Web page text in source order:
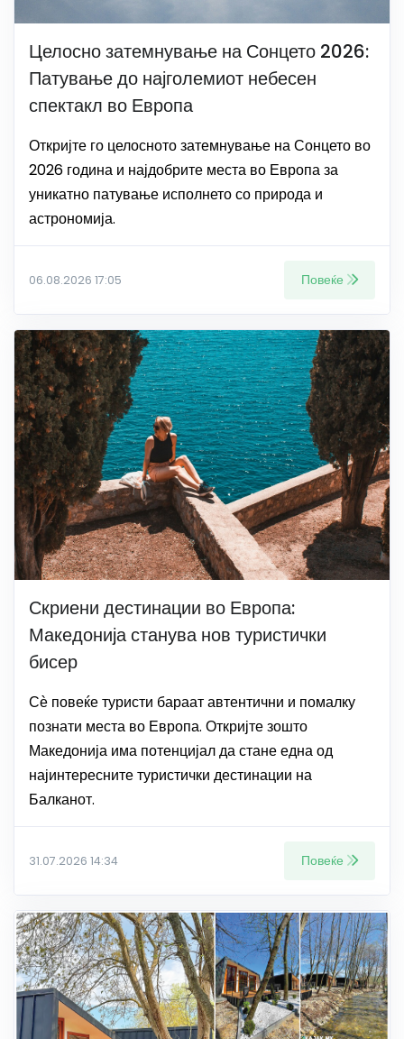
Целосно затемнување на Сонцето 2026:
Патување до најголемиот небесен
спектакл во Европа
Откријте го целосното затемнување на Сонцето во
2026 година и најдобрите места во Европа за
уникатно патување исполнето со природа и
астрономија.
06.08.2026 17:05 Повеќе
Скриени дестинации во Европа:
Македонија станува нов туристички
бисер
Сѐ повеќе туристи бараат автентични и помалку
познати места во Европа. Откријте зошто
Македонија има потенцијал да стане една од
најинтересните туристички дестинации на
Балканот.
31.07.2026 14:34 Повеќе